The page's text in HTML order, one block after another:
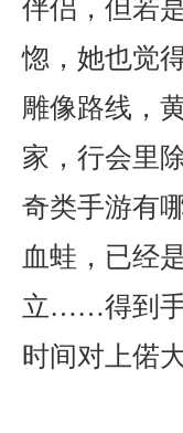
伴侣，但若
惚，她也觉
雕像路线，
家，行会里
奇类手游有
血蛙，已经
立……得到手
时间对上偌